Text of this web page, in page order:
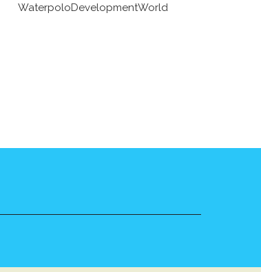
WaterpoloDevelopmentWorld